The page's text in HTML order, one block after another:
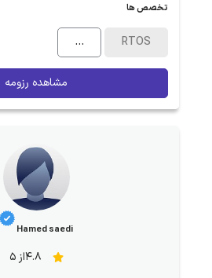
تخصص ها
RTOS
...
مشاهده رزومه
Hamed saedi
4.8از 5